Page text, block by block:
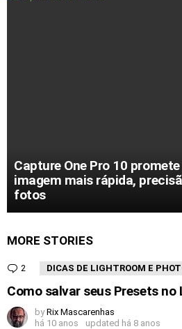
Capture One Pro 10
imagem mais rápida,
fotos
MORE STORIES
2 Comments
DICAS DE LIGHTROOM E
Como salvar seus Presets no
by Rix Mascarenhas
há 10 anos
updated há 8 anos